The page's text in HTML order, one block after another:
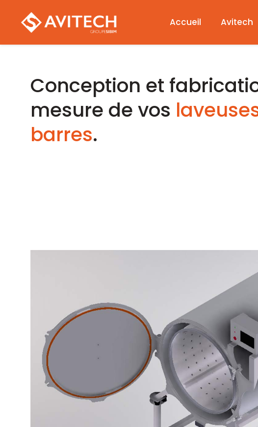
Accueil Avitech
Conception et
mesure de vos
barres.